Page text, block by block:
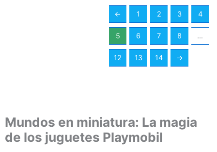
← 1 2 3 4
5 6 7 8 …
12 13 14 →
Mundos en miniatura: La magia
de los juguetes Playmobil